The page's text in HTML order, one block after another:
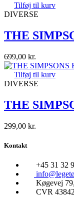
Tilføj til kurv
DIVERSE
THE
699,00 kr.
Tilføj til kurv
DIVERSE
THE
299,00 kr.
Kontakt
+45 31 32
Køgevej
CVR